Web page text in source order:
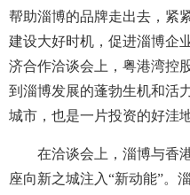
帮助淄博的品牌走出去，紧
建设大好时机，促进淄博企
济合作洽谈会上，粤港湾控
到淄博发展的蓬勃生机和活
城市，也是一片投资的好洼地
在洽谈会上，淄博与香港
座向新之城注入“新动能”。